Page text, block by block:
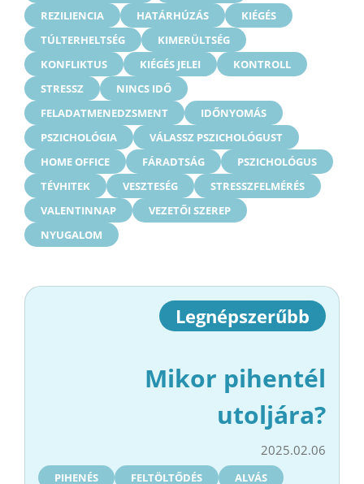
REZILIENCIA
HATÁRHÚZÁS
KIÉGÉS
TÚLTERHELTSÉG
KIMERÜLTSÉG
KONFLIKTUS
KIÉGÉS JELEI
KONTROLL
STRESSZ
NINCS IDŐ
FELADATMENEDZSMENT
IDŐNYOMÁS
PSZICHOLÓGIA
VÁLASSZ PSZICHOLÓGUST
HOME OFFICE
FÁRADTSÁG
PSZICHOLÓGUS
TÉVHITEK
VESZTESÉG
STRESSZFELMÉRÉS
VALENTINNAP
VEZETŐI SZEREP
NYUGALOM
Legnépszerűbb
Mikor pihentél
utoljára?
2025.02.06
PIHENÉS FELTÖLTŐDÉS ALVÁS